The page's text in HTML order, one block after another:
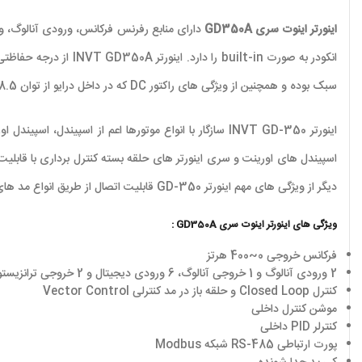
اینورتر اینوت سری GD350A
سبک بوده و همچنین از ویژگی های راکتور DC که در داخل درایو از توان 18.5 کیلووات تا 110 کیلووات پشتیبانی می کند.
دیگر از ویژگی های مهم اینورتر GD-350 قابلیت اتصال از طریق انواع مد های ارتباطی Mod-bus, profile-bus, DP-bus plus Ethernet می باشد که ویژگی بسیار مهمی در اینورتر های برند اینوت هستند.
ویژگی های اینورتر اینوت سری GD350A :
فرکانس خروجی 0~400 هرتز
2 ورودی آنالوگ و 1 خروجی آنالوگ، 6 ورودی دیجیتال و 2 خروجی ترانزیستوری و 2 خروجی رله ای
کنترل Closed Loop و حلقه باز در مد کنترلی Vector Control
موشن کنترل داخلی
کنترلر PID داخلی
پورت ارتباطی RS-485 شبکه Modbus